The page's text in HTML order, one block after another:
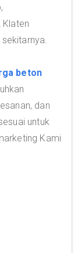
Klaten
sekitarnya.
beton
dan
untuk
Kami